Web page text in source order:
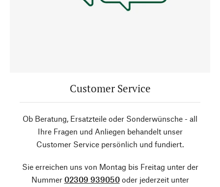
Customer Service
Ob Beratung, Ersatzteile oder Sonderwünsche - all
Ihre Fragen und Anliegen behandelt unser
Customer Service persönlich und fundiert.
Sie erreichen uns von Montag bis Freitag unter der
Nummer 02309 939050oder jederzeit unter